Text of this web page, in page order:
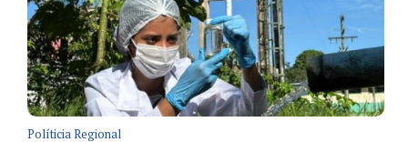
Políticia Regional